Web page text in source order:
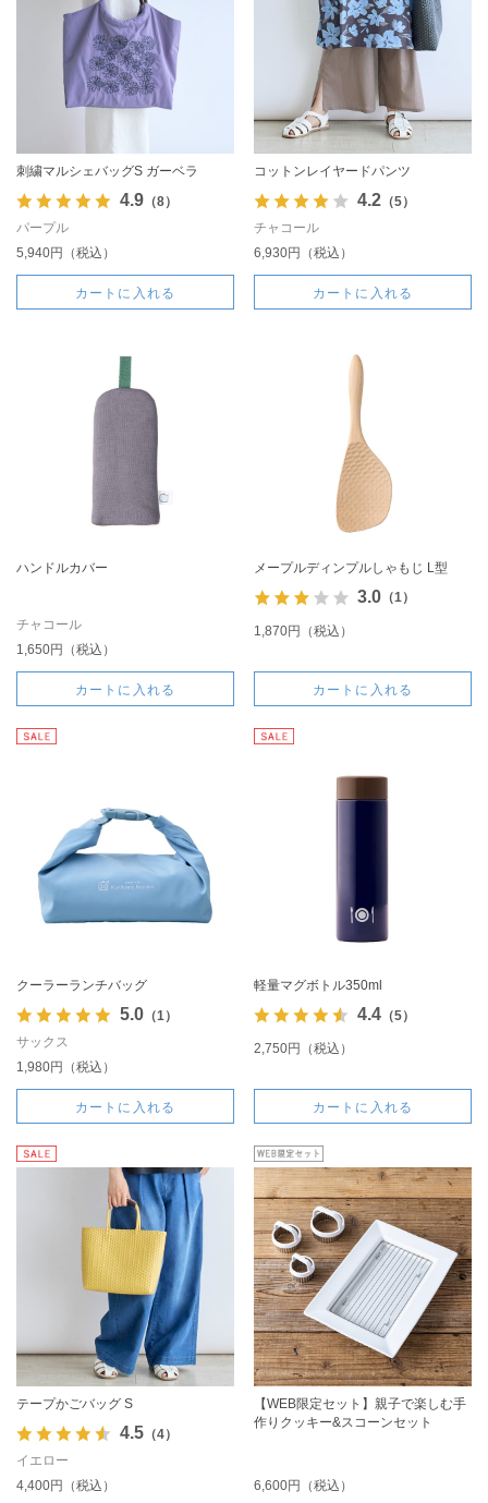
刺繍マルシェバッグS ガーベラ
4.9（8）
パープル
5,940円（税込）
カートに入れる
コットンレイヤードパンツ
4.2（5）
チャコール
6,930円（税込）
カートに入れる
ハンドルカバー
チャコール
1,650円（税込）
カートに入れる
メープルディンプルしゃもじ L型
3.0（1）
1,870円（税込）
カートに入れる
クーラーランチバッグ
5.0（1）
サックス
1,980円（税込）
カートに入れる
軽量マグボトル350ml
4.4（5）
2,750円（税込）
カートに入れる
テープかごバッグ S
4.5（4）
イエロー
4,400円（税込）
【WEB限定セット】親子で楽しむ手
作りクッキー&スコーンセット
6,600円（税込）